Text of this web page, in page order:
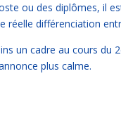
ou des diplômes, il
réelle différenciation
un cadre au cours du
plus calme.